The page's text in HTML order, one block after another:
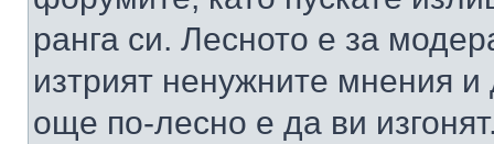
ранга си. Лесното е за
изтрият ненужните мнения
още по-лесно е да ви